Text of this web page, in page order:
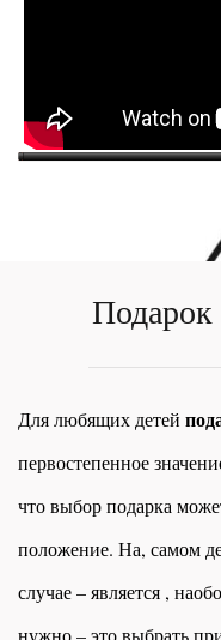
Для любящих детей
первостепенное
что выбор подарка
положение. На, самом
случае – является ,
нужно – это выбрать